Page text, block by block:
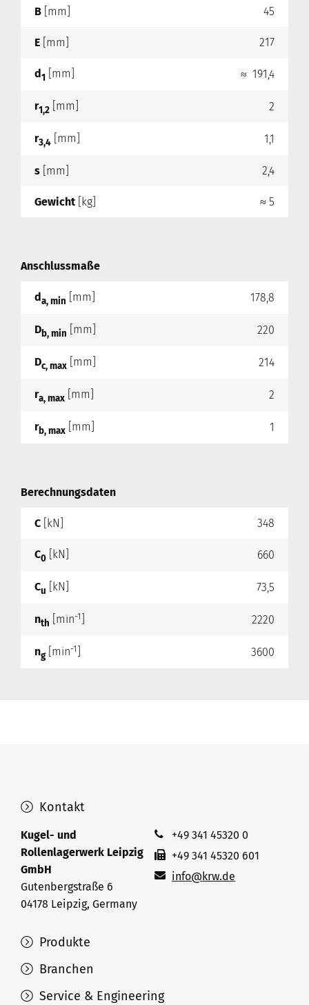
B [mm] 45
E [mm] 217
d1 [mm] ≈ 191,4
r1,2 [mm] 2
r3,4 [mm] 1,1
s [mm] 2,4
Gewicht [kg] ≈ 5
Anschlussmaße
da, min [mm] 178,8
Db, min [mm] 220
Dc, max [mm] 214
ra, max [mm] 2
rb, max [mm] 1
Berechnungsdaten
C [kN] 348
C0 [kN] 660
Cu [kN] 73,5
nth [min-1 2220
ng[min-1 3600
Produkte
Branchen
Service & Engineering
Kontakt
Kugel- und
Rollenlagerwerk Leipzig
GmbH
Gutenbergstraße 6
04178 Leipzig, Germany
+49 341 45320 0
+49 341 45320 601
info@krw.de